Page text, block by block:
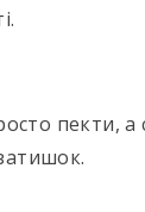
пекти,